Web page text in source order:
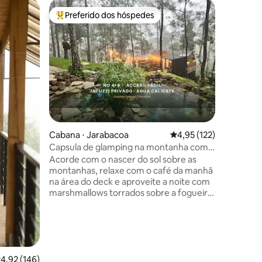
hóspedes
de uma avaliação média de 5, 146 avaliações
4,92 (146)
Entre os melhores preferidos dos hóspedes
Preferido dos hóspedes
Cabana ⋅ Jarabacoa 4,95 de uma avaliação
4,95 (122)
Capsula de glamping na montanha com
banheira de hidromassagem privativa
Acorde com o nascer do sol sobre as
montanhas, relaxe com o café da manhã
na área do deck e aproveite a noite com
marshmallows torrados sobre a fogueira.